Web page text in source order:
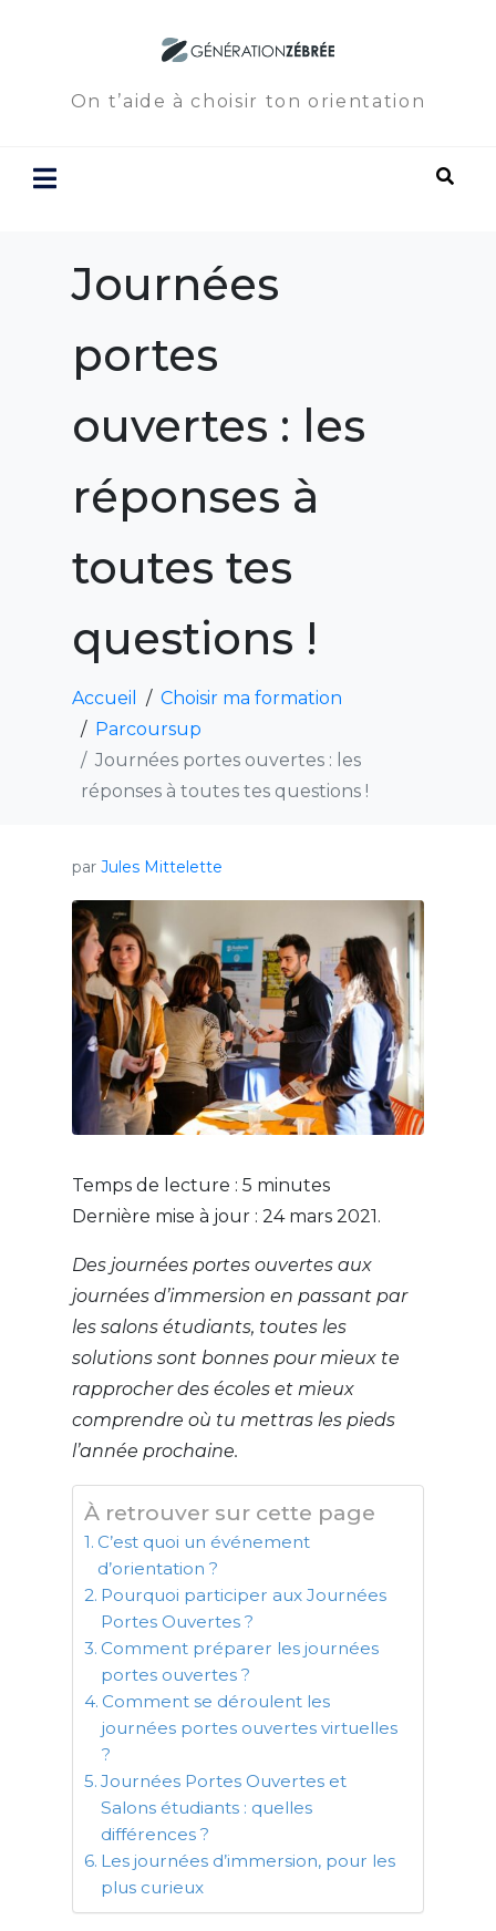
On t’aide à choisir ton orientation
Journées
portes
ouvertes : les
réponses à
toutes tes
questions !
Accueil
Choisir ma formation
Parcoursup
Journées portes ouvertes : les
réponses à toutes tes questions !
par Jules Mittelette
Temps de lecture : 5 minutes
Dernière mise à jour : 24 mars 2021.
Des journées portes ouvertes aux
journées d’immersion en passant par
les salons étudiants, toutes les
solutions sont bonnes pour mieux te
rapprocher des écoles et mieux
comprendre où tu mettras les pieds
l’année prochaine.
À retrouver sur cette page
C’est quoi un événement
d’orientation ?
Pourquoi participer aux Journées
Portes Ouvertes ?
Comment préparer les journées
portes ouvertes ?
Comment se déroulent les
journées portes ouvertes virtuelles
?
Journées Portes Ouvertes et
Salons étudiants : quelles
différences ?
Les journées d’immersion, pour les
plus curieux